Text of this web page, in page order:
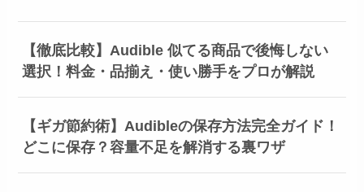
【徹底比較】Audible 似てる商品で後悔しない
選択！料金・品揃え・使い勝手をプロが解説
【ギガ節約術】Audibleの保存方法完全ガイド！
どこに保存？容量不足を解消する裏ワザ